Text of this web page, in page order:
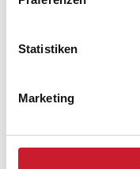
Statistiken
Marketing
Ferienhaus OH569
Øster Hurup